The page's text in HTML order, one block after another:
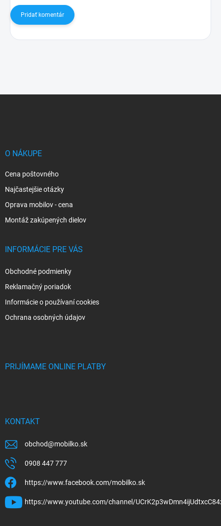
Pridať komentár
O NÁKUPE
Cena poštovného
Najčastejšie otázky
Oprava mobilov - cena
Montáž zakúpených dielov
INFORMÁCIE PRE VÁS
Obchodné podmienky
Reklamačný poriadok
Informácie o používaní cookies
Ochrana osobných údajov
PRIJÍMAME ONLINE PLATBY
KONTAKT
obchod@mobilko.sk
0908 447 777
https://www.facebook.com/mobilko.sk
https://www.youtube.com/channel/